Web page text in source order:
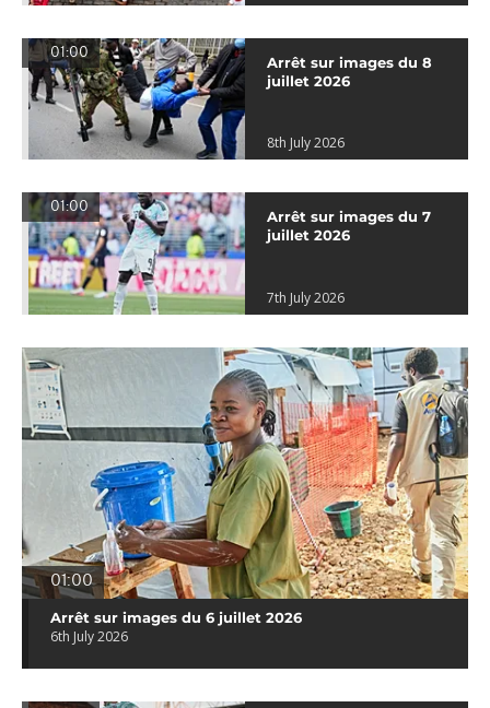
01:00
Arrêt sur images du 8
juillet 2026
8th July 2026
01:00
Arrêt sur images du 7
juillet 2026
7th July 2026
01:00
Arrêt sur images du 6 juillet 2026
6th July 2026